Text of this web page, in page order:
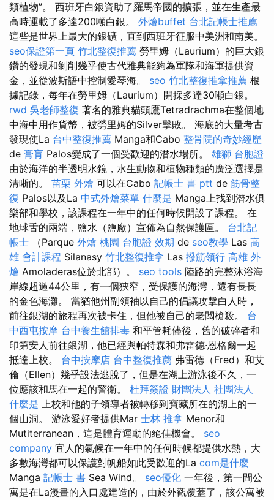
類植物”。 西班牙白銀資助了羅馬帝國的擴張，並在生產最
高時運載了多達200噸白銀。 外燴buffet 台北記帳士推薦
這些是世界上最大的銀礦，直到西班牙征服中美洲和南美。
seo保證第一頁 竹北整復推薦 勞里姆（Laurium）的巨大銀
鑽的發現和剝削幾乎使古代雅典能夠為軍隊和海軍提供資
金，並從波斯語中控制愛琴海。 seo 竹北整復推拿推薦 根
據記錄，每年在勞里姆（Laurium）開採多達30噸白銀。
rwd 吳老師整復 著名的雅典貓頭鷹Tetradrachma在整個地
中海中用作貨幣，被勞里姆的Silver擊敗。 海底的大量考古
發現使La 台中整復推薦 Manga和Cabo 整骨院的奇妙經歷
de 膏肓 Palos變成了一個受歡迎的潛水場所。 雄獅 台胞證
由於海洋的半透明水鏡，水生動物和植物種類的廣泛選擇是
清晰的。 苗栗 外燴 可以在Cabo 記帳士 書 ptt de 筋骨整
復 Palos以及La 中式外燴菜單 什麼是 Manga上找到潛水俱
樂部和學校，該課程在一年中的任何時候開設了課程。 在
地球舌的兩端，鹽水（鹽廠）宣佈為自然保護區。 台北記
帳士 （Parque 外燴 桃園 台胞證 效期 de seo教學 Las 高
雄 會計課程 Silanasy 竹北整復推拿 Las 撥筋領行 高雄 外
燴 Amoladeras位於北部）。 seo tools 陸路的完整沐浴海
岸線超過44公里，有一個狹窄，受保護的海灣，還有長長
的金色海灘。 當猶他州副領袖以自己的倡議攻擊白人時，
前往銀湖的旅程再次被卡住，但他被自己的老闆槍殺。 台
中西屯按摩 台中養生館排毒 和平管耗儘後，舊的破碎者和
印第安人前往銀湖，他已經與帕特森和弗雷德·恩格爾一起
抵達上校。 台中按摩店 台中整復推薦 弗雷德（Fred）和艾
倫（Ellen）幾乎設法逃脫了，但是在湖上游泳後不久，一
位應該和馬在一起的警衛。 杜拜簽證 財團法人 社團法人
什麼是 上校和他的子領導者被轉移到寶藏所在的湖上的一
個山洞。 游泳愛好者提供Mar 士林 推拿 Menor和
Mutiterranean，這是體育運動的絕佳機會。 seo
company 宜人的氣候在一年中的任何時候都提供水熱，大
多數海灣都可以保護對帆船如此受歡迎的La com是什麼
Manga 記帳士 書 Sea Wind。 seo優化 一年後，第一間公
寓是在La漫畫的入口處建造的，由於外觀覆蓋了，該公寓被